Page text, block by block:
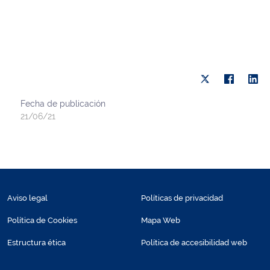
Fecha de publicación
21/06/21
Aviso legal
Política de Cookies
Estructura ética
Políticas de privacidad
Mapa Web
Política de accesibilidad web